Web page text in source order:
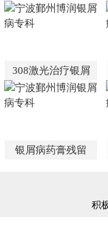
308激光治疗银屑
银屑病药膏残留
积